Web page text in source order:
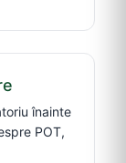
înainte
POT,